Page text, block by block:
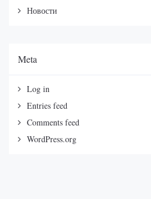
Новости
Meta
Log in
Entries feed
Comments feed
WordPress.org